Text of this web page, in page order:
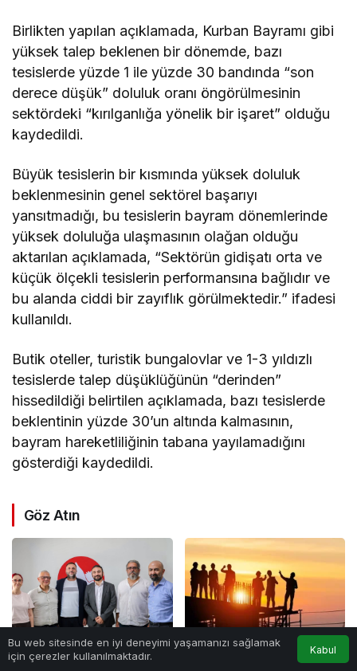
Birlikten yapılan açıklamada, Kurban Bayramı gibi
yüksek talep beklenen bir dönemde, bazı
tesislerde yüzde 1 ile yüzde 30 bandında “son
derece düşük” doluluk oranı öngörülmesinin
sektördeki “kırılganlığa yönelik bir işaret” olduğu
kaydedildi.
Büyük tesislerin bir kısmında yüksek doluluk
beklenmesinin genel sektörel başarıyı
yansıtmadığı, bu tesislerin bayram dönemlerinde
yüksek doluluğa ulaşmasının olağan olduğu
aktarılan açıklamada, “Sektörün gidişatı orta ve
küçük ölçekli tesislerin performansına bağlıdır ve
bu alanda ciddi bir zayıflık görülmektedir.” ifadesi
kullanıldı.
Butik oteller, turistik bungalovlar ve 1-3 yıldızlı
tesislerde talep düşüklüğünün “derinden”
hissedildiği belirtilen açıklamada, bazı tesislerde
beklentinin yüzde 30’un altında kalmasının,
bayram hareketliliğinin tabana yayılamadığını
gösterdiği kaydedildi.
Göz Atın
Çeler: “Yükseköğretimde Çalışma Bakanlığı, 15
Bu web sitesinde en iyi deneyimi yaşamanızı sağlamak
için çerezler kullanılmaktadır.
Kabul
Anasayfa Hesabım